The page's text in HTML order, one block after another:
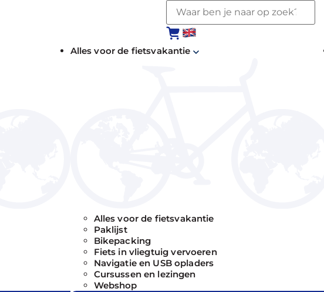
Alles voor de fietsvakantie
Alles voor de fietsvakantie
Paklijst
Bikepacking
Fiets in vliegtuig vervoeren
Navigatie en USB opladers
Cursussen en lezingen
Webshop